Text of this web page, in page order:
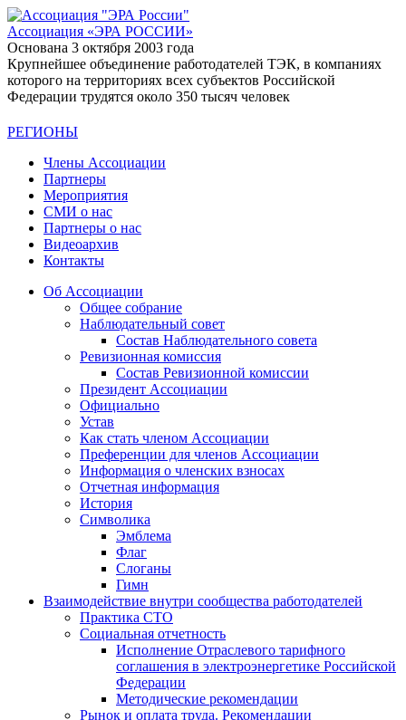
Ассоциация «ЭРА РОССИИ»
Основана 3 октября 2003 года
Крупнейшее объединение работодателей ТЭК, в компаниях
которого на территориях всех субъектов Российской
Федерации трудятся около 350 тысяч человек
РЕГИОНЫ
Члены Ассоциации
Партнеры
Мероприятия
СМИ о нас
Партнеры о нас
Видеоархив
Контакты
Об Ассоциации
Общее собрание
Наблюдательный совет
Состав Наблюдательного совета
Ревизионная комиссия
Состав Ревизионной комиссии
Президент Ассоциации
Официально
Устав
Как стать членом Ассоциации
Преференции для членов Ассоциации
Информация о членских взносах
Отчетная информация
История
Символика
Эмблема
Флаг
Слоганы
Гимн
Взаимодействие внутри сообщества работодателей
Практика СТО
Социальная отчетность
Исполнение Отраслевого тарифного
соглашения в электроэнергетике Российской
Федерации
Методические рекомендации
Рынок и оплата труда. Рекомендации